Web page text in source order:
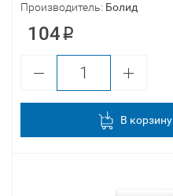
Производитель: Болид
104
В корзину